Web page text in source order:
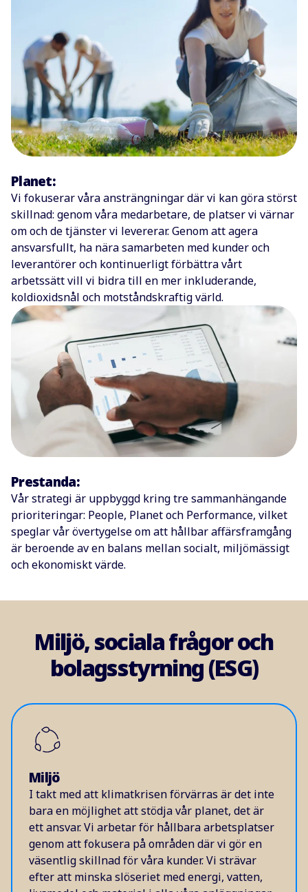
Planet:
Vi fokuserar våra ansträngningar där vi kan göra störst
skillnad: genom våra medarbetare, de platser vi värnar
om och de tjänster vi levererar. Genom att agera
ansvarsfullt, ha nära samarbeten med kunder och
leverantörer och kontinuerligt förbättra vårt
arbetssätt vill vi bidra till en mer inkluderande,
koldioxidsnål och motståndskraftig värld.
Prestanda:
Vår strategi är uppbyggd kring tre sammanhängande
prioriteringar: People, Planet och Performance, vilket
speglar vår övertygelse om att hållbar affärsframgång
är beroende av en balans mellan socialt, miljömässigt
och ekonomiskt värde.
Miljö, sociala frågor och
bolagsstyrning (ESG)
Miljö
I takt med att klimatkrisen förvärras är det inte
bara en möjlighet att stödja vår planet, det är
ett ansvar. Vi arbetar för hållbara arbetsplatser
genom att fokusera på områden där vi gör en
väsentlig skillnad för våra kunder. Vi strävar
efter att minska slöseriet med energi, vatten,